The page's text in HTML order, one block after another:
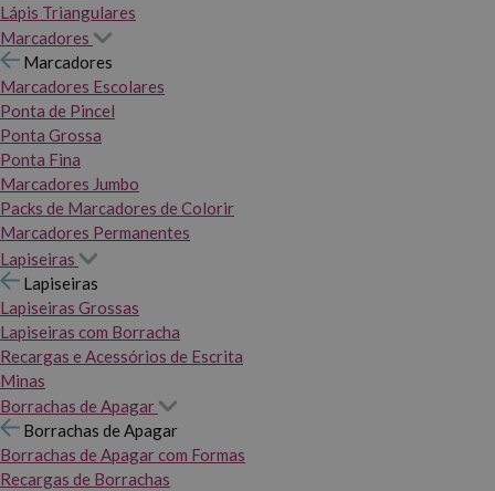
Lápis Triangulares
Marcadores
Marcadores
Marcadores Escolares
Ponta de Pincel
Ponta Grossa
Ponta Fina
Marcadores Jumbo
Packs de Marcadores de Colorir
Marcadores Permanentes
Lapiseiras
Lapiseiras
Lapiseiras Grossas
Lapiseiras com Borracha
Recargas e Acessórios de Escrita
Minas
Borrachas de Apagar
Borrachas de Apagar
Borrachas de Apagar com Formas
Recargas de Borrachas